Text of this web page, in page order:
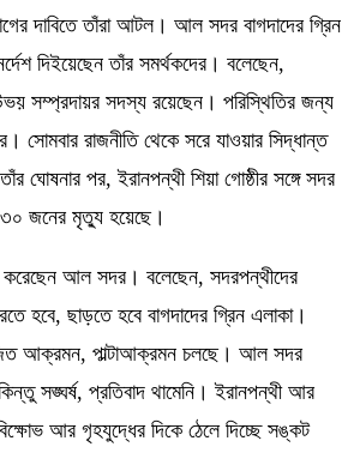
দাবিতে তাঁরা আটল। আল সদর বাগদাদের গ্রিন
দিইয়েছেন তাঁর সমর্থকদের। বলেছেন,
উভয় সম্প্রদায়র সদস্য রয়েছেন। পরিস্থিতির জন্য
সোমবার রাজনীতি থেকে সরে যাওয়ার সিদ্ধান্ত
ঘোষনার পর, ইরানপন্থী শিয়া গোষ্ঠীর সঙ্গে সদর
জনের মৃত্যু হয়েছে।
করেছেন আল সদর। বলেছেন, সদরপন্থীদের
হবে, ছাড়তে হবে বাগদাদের গ্রিন এলাকা।
আক্রমন, পাল্টাআক্রমন চলছে। আল সদর
সঙ্ঘর্ষ, প্রতিবাদ থামেনি। ইরানপন্থী আর
আর গৃহযুদ্ধের দিকে ঠেলে দিচ্ছে সঙ্কট